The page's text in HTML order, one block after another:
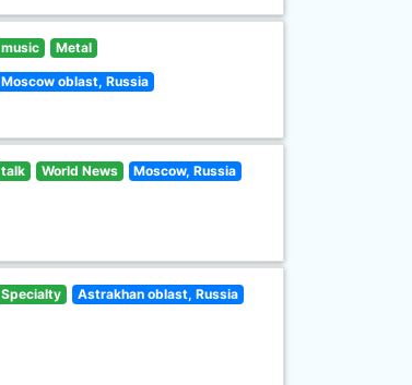
music Metal
Moscow oblast, Russia
talk World News Moscow, Russia
Specialty Astrakhan oblast, Russia